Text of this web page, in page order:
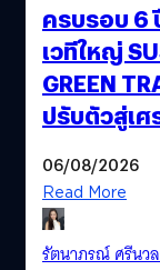
ครบรอบ 6
เวทีใหญ่
GREEN
ปรับตัวสู่เ
06/08/2026
Read More
รัตนาภรณ์ ศรีนว